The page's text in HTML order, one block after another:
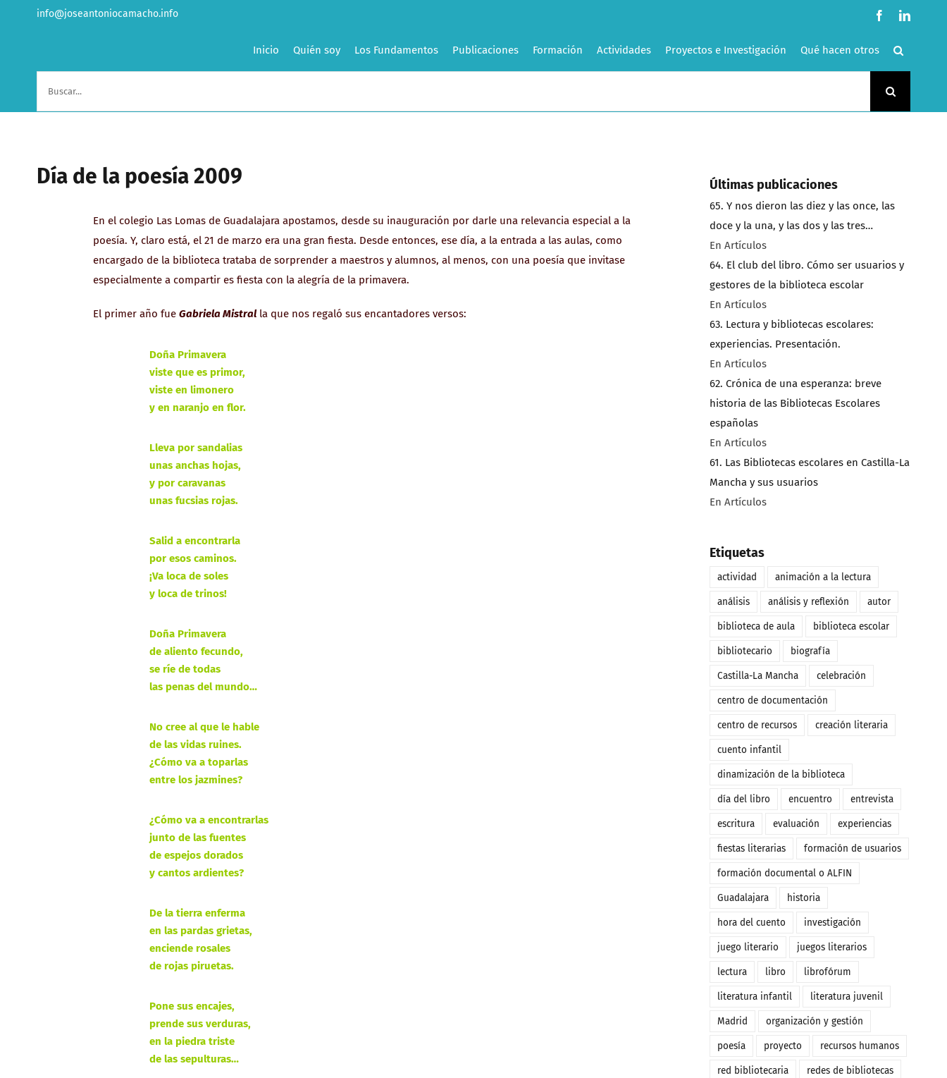
info@joseantoniocamacho.info Facebook
Inicio Quién soy Los Fundamentos Publicaciones Formación Actividades Proyectos e Investigación Qué hacen otros
Día de la poesía 2009
En el colegio Las Lomas de Guadalajara apostamos, desde su inauguración por darle una relevancia especial a la
poesía. Y, claro está, el 21 de marzo era una gran fiesta. Desde entonces, ese día, a la entrada a las aulas, como
encargado de la biblioteca trataba de sorprender a maestros y alumnos, al menos, con una poesía que invitase
especialmente a compartir es fiesta con la alegría de la primavera.
El primer año fue Gabriela Mistralla que nos regaló sus encantadores versos:
Doña Primavera
viste que es primor,
viste en limonero
y en naranjo en flor.
Lleva por sandalias
unas anchas hojas,
y por caravanas
unas fucsias rojas.
Salid a encontrarla
por esos caminos.
¡Va loca de soles
y loca de trinos!
Doña Primavera
de aliento fecundo,
se ríe de todas
las penas del mundo…
No cree al que le hable
de las vidas ruines.
¿Cómo va a toparlas
entre los jazmines?
¿Cómo va a encontrarlas
junto de las fuentes
de espejos dorados
y cantos ardientes?
De la tierra enferma
en las pardas grietas,
enciende rosales
de rojas piruetas.
Pone sus encajes,
prende sus verduras,
en la piedra triste
de las sepulturas…
Últimas publicaciones
65. Y nos dieron las diez y las once, las
doce y la una, y las dos y las tres…
En Artículos
64. El club del libro. Cómo ser usuarios y
gestores de la biblioteca escolar
En Artículos
63. Lectura y bibliotecas escolares:
experiencias. Presentación.
En Artículos
62. Crónica de una esperanza: breve
historia de las Bibliotecas Escolares
españolas
En Artículos
61. Las Bibliotecas escolares en Castilla-La
Mancha y sus usuarios
En Artículos
Etiquetas
actividad animación a la lectura
análisis análisis y reflexión autor
biblioteca de aula biblioteca escolar
bibliotecario biografía
Castilla-La Mancha celebración
centro de documentación
centro de recursos creación literaria
cuento infantil
dinamización de la biblioteca
día del libro encuentro entrevista
escritura evaluación experiencias
fiestas literarias formación de usuarios
formación documental o ALFIN
Guadalajara historia
hora del cuento investigación
juego literario juegos literarios
lectura libro librofórum
literatura infantil literatura juvenil
Madrid organización y gestión
poesía proyecto recursos humanos
red bibliotecaria redes de bibliotecas